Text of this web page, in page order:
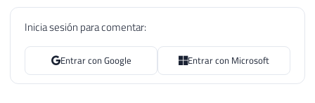
Inicia sesión para comentar:
Entrar con Google Entrar con Microsoft